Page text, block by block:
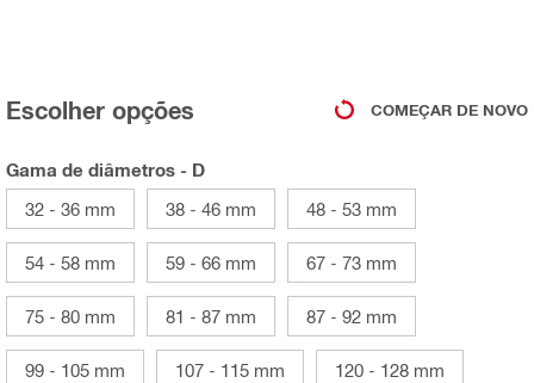
Escolher opções COMEÇAR DE NOVO
Gama de diâmetros - D
32 - 36 mm
38 - 46 mm 48 - 53 mm
54 - 58 mm 59 - 66 mm 67 - 73 mm
75 - 80 mm 81 - 87 mm 87 - 92 mm
99 - 105 mm 107 - 115 mm 120 - 128 mm